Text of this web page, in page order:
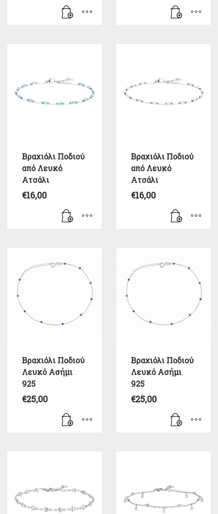
Βραχιόλι Ποδιού
από Λευκό
Ατσάλι
€16,00
Βραχιόλι Ποδιού
από Λευκό
Ατσάλι
€16,00
Βραχιόλι Ποδιού
Λευκό Ασήμι
925
€25,00
Βραχιόλι Ποδιού
Λευκό Ασήμι
925
€25,00